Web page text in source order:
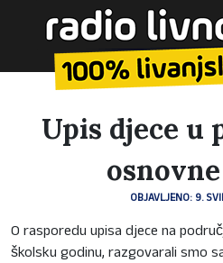
Upis djece u
OBJAVLJENO: 9.
O rasporedu upisa djece na
školsku godinu, razgovarali smo